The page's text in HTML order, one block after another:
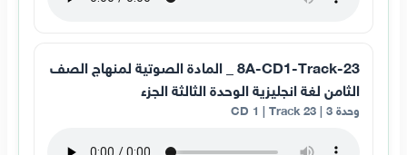
8A-CD1-Track-23 _ المادة الصوتية لمنهاج الصف
الثامن لغة انجليزية الوحدة الثالثة الجزء
وحدة 3 | CD 1 | Track 23